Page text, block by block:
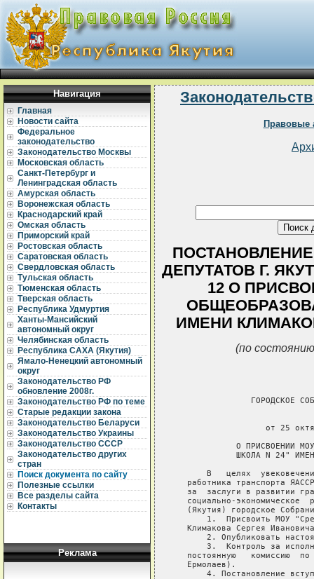
Навигация
Главная
Новости сайта
Федеральное
законодательство
Законодательство Москвы
Московская область
Санкт-Петербург и
Ленинградская область
Амурская область
Воронежская область
Краснодарский край
Омская область
Приморский край
Ростовская область
Саратовская область
Свердловская область
Тульская область
Тюменская область
Тверская область
Республика Удмуртия
Ханты-Мансийский
автономный округ
Челябинская область
Республика САХА (Якутия)
Ямало-Ненецкий автономный
округ
Законодательство РФ
обновление 2008г.
Законодательство РФ по теме
Старые редакции закона
Законодательство Беларуси
Законодательство Украины
Законодательство СССР
Законодательство других
стран
Поиск документа по сайту
Полезные ссылки
Все разделы сайта
Контакты
Реклама
Правовые
ДЕПУТАТОВ Г.
12 О
ИМЕНИ
(по
ГОРОДСКОЕ
от 25
О ПРИСВОЕНИИ
ШКОЛА N 24"
В   целях
работника транспорта
за  заслуги в развитии
социально-экономическое
(Якутия) городское
1.  Присвоить МОУ
Климакова Сергея
2. Опубликовать
3.  Контроль за
постоянную   комиссию
   Ермолаев).
4. Постановление